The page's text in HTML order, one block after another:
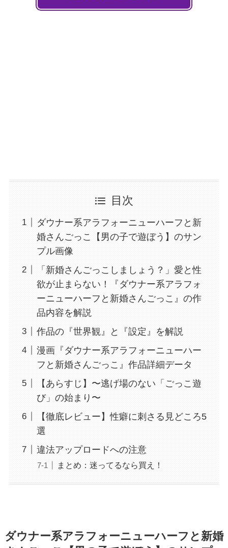
目次
ダウナー系アラフォーニューハーフと新
婚さんごっこ【男の子で遊ぼう】のサン
プル画像
「新婚さんごっこしましょう？」愛と性
欲が止まらない！『ダウナー系アラフォ
ーニューハーフと新婚さんごっこ』の作
品内容を解説
作品の『世界観』と『設定』を解説
漫画『ダウナー系アラフォーニューハー
フと新婚さんごっこ』作品詳細データ
【あらすじ】〜逃げ場のない「ごっこ遊
び」の始まり〜
【徹底レビュー】性癖に刺さる見どころ5
選
違法アップロードへの注意
まとめ：迷ってるなら買え！
ダウナー系アラフォーニューハーフと新婚